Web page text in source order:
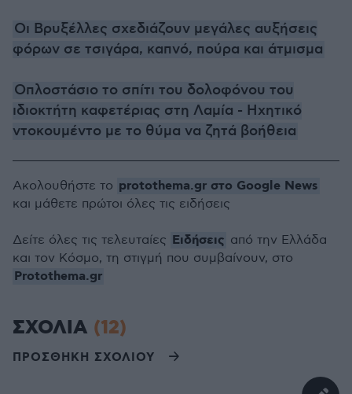
Οι Βρυξέλλες σχεδιάζουν μεγάλες αυξήσεις
φόρων σε τσιγάρα, καπνό, πούρα και άτμισμα
Οπλοστάσιο το σπίτι του δολοφόνου του
ιδιοκτήτη καφετέριας στη Λαμία - Ηχητικό
ντοκουμέντο με το θύμα να ζητά βοήθεια
Ακολουθήστε το protothema.gr στο Google News
και μάθετε πρώτοι όλες τις ειδήσεις
Δείτε όλες τις τελευταίες Ειδήσεις από την Ελλάδα
και τον Κόσμο, τη στιγμή που συμβαίνουν, στο
Protothema.gr
ΣΧΟΛΙΑ (12)
ΠΡΟΣΘΗΚΗ ΣΧΟΛΙΟΥ